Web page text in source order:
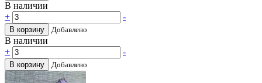
В наличии
+
-
В корзину Добавлено
В наличии
+
-
В корзину Добавлено